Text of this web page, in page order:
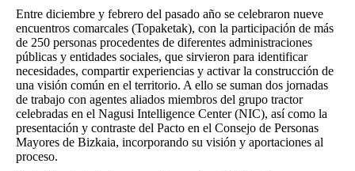
Entre diciembre y febrero del pasado año se celebraron nueve
encuentros comarcales (Topaketak), con la participación de más
de 250 personas procedentes de diferentes administraciones
públicas y entidades sociales, que sirvieron para identificar
necesidades, compartir experiencias y activar la construcción de
una visión común en el territorio. A ello se suman dos jornadas
de trabajo con agentes aliados miembros del grupo tractor
celebradas en el Nagusi Intelligence Center (NIC), así como la
presentación y contraste del Pacto en el Consejo de Personas
Mayores de Bizkaia, incorporando su visión y aportaciones al
proceso.